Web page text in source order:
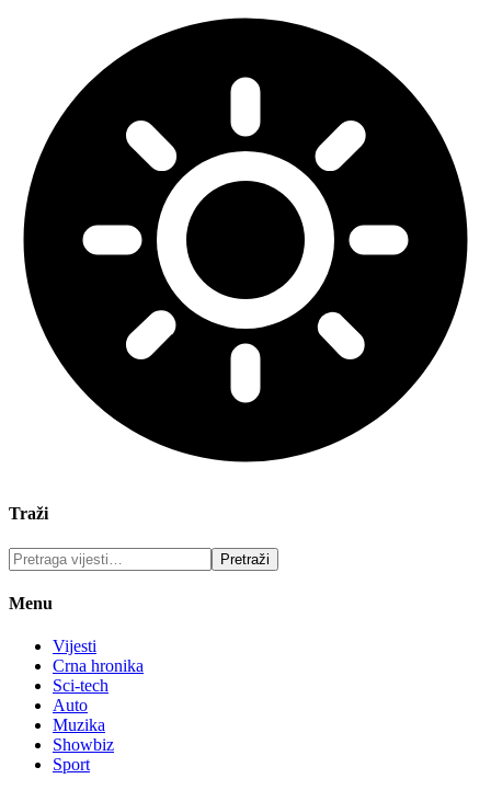
Traži
Menu
Vijesti
Crna hronika
Sci-tech
Auto
Muzika
Showbiz
Sport